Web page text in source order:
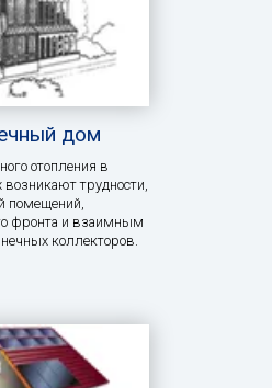
дом
отопления в
трудности,
помещений,
фронта и взаимным
коллекторов.